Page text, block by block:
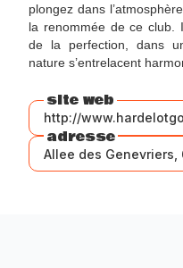
plongez dans
la renommée de ce club.
de la perfection, dans
nature s’entrelacent
site web
http://
adresse
Allee des Genevriers,